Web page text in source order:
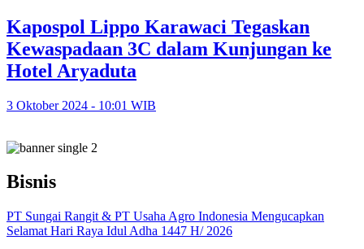
Kapospol Lippo Karawaci Tegaskan
Kewaspadaan 3C dalam Kunjungan ke
Hotel Aryaduta
3 Oktober 2024 - 10:01 WIB
Bisnis
PT Sungai Rangit & PT Usaha Agro Indonesia Mengucapkan
Selamat Hari Raya Idul Adha 1447 H/ 2026